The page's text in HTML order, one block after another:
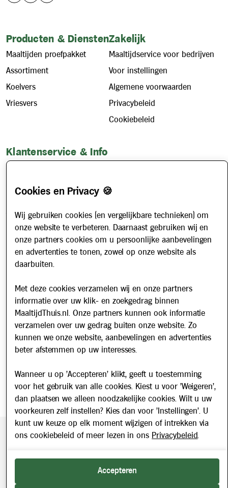
Producten & Diensten
Maaltijden proefpakket
Assortiment
Koelvers
Vriesvers
Zakelijk
Maaltijdservice voor bedrijven
Voor instellingen
Algemene voorwaarden
Privacybeleid
Cookiebeleid
Klantenservice & Info
Veelgestelde vragen
Werken bij
Nieuws
Nieuwsbrief
Schrijf u in voor onze nieuwsbrief en blijf op de hoogte van
updates over Maaltijd Thuis!
E-mailadres
Beveiligde betaling middels SEPA incasso. Getoonde prijzen
2026 © Maaltijd Thuis. Alle rechten voorbehouden.
Cookies en Privacy 🍪
Wij gebruiken cookies (en vergelijkbare technieken) om
onze website te verbeteren. Daarnaast gebruiken wij en
onze partners cookies om u persoonlijke aanbevelingen
en advertenties te tonen, zowel op onze website als
daarbuiten.
Met deze cookies verzamelen wij en onze partners
informatie over uw klik- en zoekgedrag binnen
MaaltijdThuis.nl. Onze partners kunnen ook informatie
verzamelen over uw gedrag buiten onze website. Zo
kunnen we onze website, aanbevelingen en advertenties
beter afstemmen op uw interesses.
Wanneer u op 'Accepteren' klikt, geeft u toestemming
voor het gebruik van alle cookies. Kiest u voor 'Weigeren',
dan plaatsen we alleen noodzakelijke cookies. Wilt u uw
voorkeuren zelf instellen? Kies dan voor 'Instellingen'. U
kunt uw keuze op elk moment wijzigen of intrekken via
ons cookiebeleid of meer lezen in ons Privacybeleid.
Accepteren